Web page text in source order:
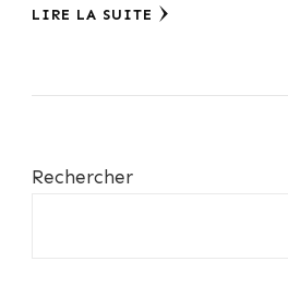
LIRE LA SUITE
Rechercher